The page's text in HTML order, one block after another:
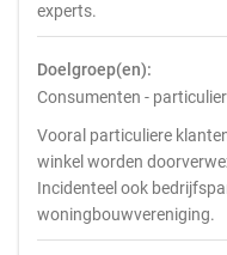
experts.
Doelgroep(en):
Consumenten -
Vooral particuliere
winkel worden
Incidenteel ook
woningbouwvereniging.